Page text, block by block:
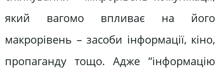
який вагомо впливає на його
макрорівень – засоби інформації, кіно,
пропаганду тощо. Адже “інформацію